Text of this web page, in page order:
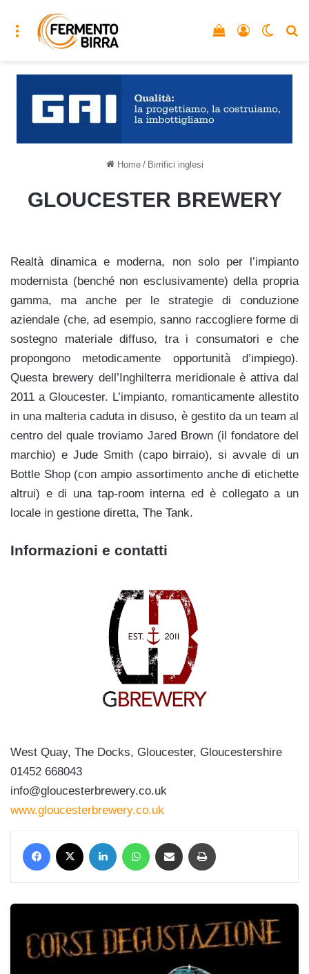
Menu Accedi
Vedi il carrello
Home / Birrifici inglesi
GLOUCESTER BREWERY
Realtà dinamica e moderna, non solo per l’impianto
modernista (benché non esclusivamente) della propria
gamma, ma anche per le strategie di conduzione
aziendale (che, ad esempio, sanno raccogliere forme di
sostegno materiale diffuso, tra i consumatori e che
propongono metodicamente opportunità d’impiego).
Questa brewery dell’Inghilterra meridionale è attiva dal
2011 a Gloucester. L’impianto, romanticamente allestito
in una malteria caduta in disuso, è gestito da un team al
centro del quale troviamo Jared Brown (il fondatore del
marchio) e Jude Smith (capo birraio), si avvale di un
Bottle Shop (con ampio assortimento anche di etichette
altrui) e di una tap-room interna ed è collegato a un
locale in gestione diretta, The Tank.
Informazioni e contatti
West Quay, The Docks, Gloucester, Gloucestershire
01452 668043
info@gloucesterbrewery.co.uk
www.gloucesterbrewery.co.uk
Facebook LinkedIn WhatsApp Condividi via mail